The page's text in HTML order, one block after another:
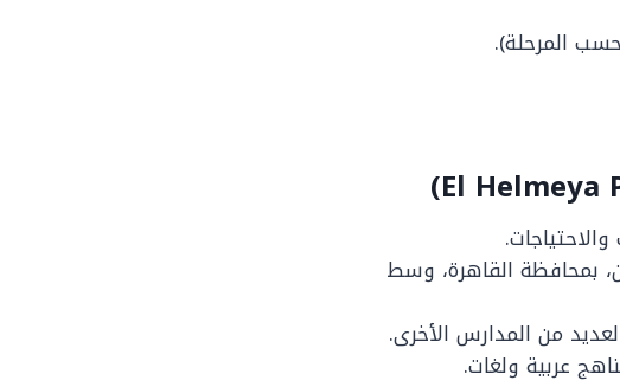
الزيتون، بمحافظة القاهرة، وسط
من المدارس الأخرى.
عربية ولغات.